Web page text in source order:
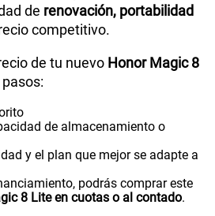
de renovación, portabilidad
competitivo.
de tu nuevo Honor Magic 8
de almacenamiento o
y el plan que mejor se adapte a
podrás comprar este
8 Lite en cuotas o al contado.